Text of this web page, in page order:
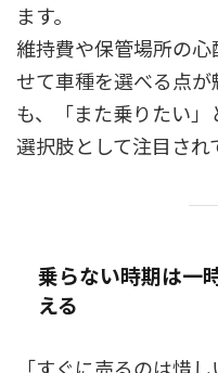
ます。
維持費や保管場所の
せて車種を選べる点
も、「また乗りたい
選択肢として注目され
乗らない時期は一
える